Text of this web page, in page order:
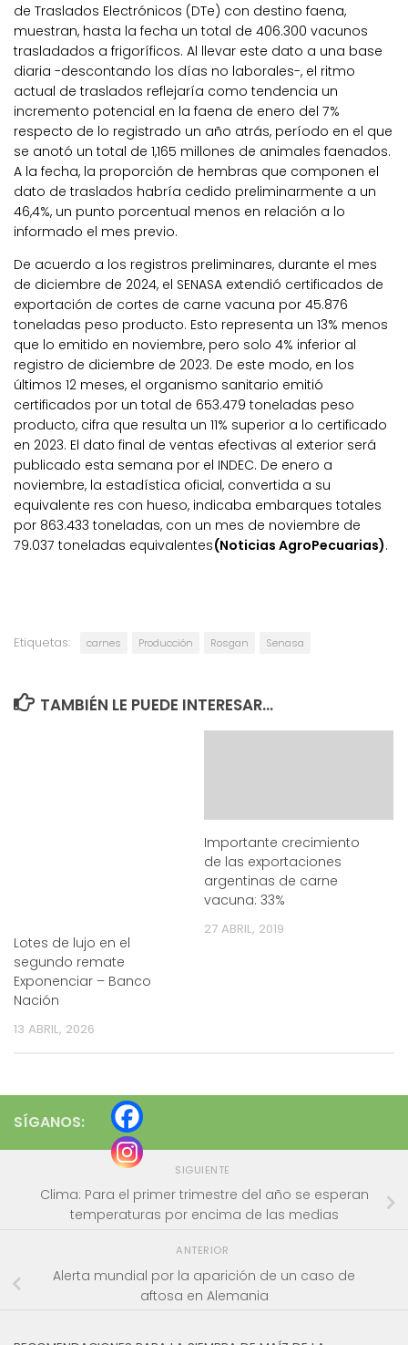
de Traslados Electrónicos (DTe) con destino faena,
muestran, hasta la fecha un total de 406.300 vacunos
trasladados a frigoríficos. Al llevar este dato a una base
diaria -descontando los días no laborales-, el ritmo
actual de traslados reflejaría como tendencia un
incremento potencial en la faena de enero del 7%
respecto de lo registrado un año atrás, período en el que
se anotó un total de 1,165 millones de animales faenados.
A la fecha, la proporción de hembras que componen el
dato de traslados habría cedido preliminarmente a un
46,4%, un punto porcentual menos en relación a lo
informado el mes previo.
De acuerdo a los registros preliminares, durante el mes
de diciembre de 2024, el SENASA extendió certificados de
exportación de cortes de carne vacuna por 45.876
toneladas peso producto. Esto representa un 13% menos
que lo emitido en noviembre, pero solo 4% inferior al
registro de diciembre de 2023. De este modo, en los
últimos 12 meses, el organismo sanitario emitió
certificados por un total de 653.479 toneladas peso
producto, cifra que resulta un 11% superior a lo certificado
en 2023. El dato final de ventas efectivas al exterior será
publicado esta semana por el INDEC. De enero a
noviembre, la estadística oficial, convertida a su
equivalente res con hueso, indicaba embarques totales
por 863.433 toneladas, con un mes de noviembre de
79.037 toneladas equivalentes(Noticias AgroPecuarias).
Etiquetas: carnes Producción Rosgan Senasa
TAMBIÉN LE PUEDE INTERESAR...
Lotes de lujo en el
segundo remate
Exponenciar – Banco
Nación
13 ABRIL, 2026
Importante crecimiento
de las exportaciones
argentinas de carne
vacuna: 33%
27 ABRIL, 2019
SÍGANOS:
SIGUIENTE
Clima: Para el primer trimestre del año se esperan
temperaturas por encima de las medias
ANTERIOR
Alerta mundial por la aparición de un caso de
aftosa en Alemania